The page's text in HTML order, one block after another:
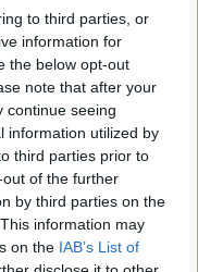
to third parties, or
information for
the below opt-out
note that after your
continue seeing
information utilized by
third parties prior to
of the further
by third parties on the
information may
on the IAB’s List of
omega vintage
med tjocka bandhorn
säljer jag denna Omega
köpt här på KS. Riktigt
mellan sina tjocka
solljus på ett
patina...
omega seamaster